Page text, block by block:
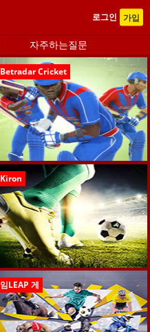
로그인 가입
자주하는질문
Betradar Cricket
Kiron
임LEAP 게